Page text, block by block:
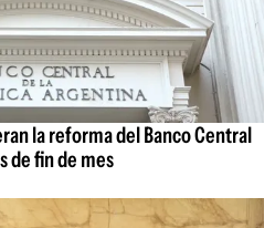
la reforma del Banco Central
de fin de mes